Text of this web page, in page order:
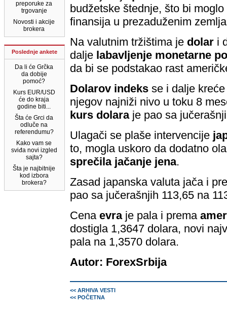
preporuke za
trgovanje
Novosti i akcije
brokera
Poslednje ankete
Da li će Grčka
da dobije
pomoć?
Kurs EUR/USD
će do kraja
godine biti...
Šta će Grci da
odluče na
referendumu?
Kako vam se
sviđa novi izgled
sajta?
Šta je najbitnije
kod izbora
brokera?
budžetske štednje, što bi
finansija u prezaduženim
Na valutnim tržištima je dolar i
dalje labavljenje monetarne
da bi se podstakao rast
Dolarov indeks se i dalje
njegov najniži nivo u toku 8
kurs dolaraje pao sa
Ulagači se plaše intervencije
to, mogla uskoro da dodatno
sprečila jačanje jena.
Zasad japanska valuta jača i
pao sa jučerašnjih 113,65 na
Cena evraje pala i prema
dostigla 1,3647 dolara, novi
pala na 1,3570 dolara.
Autor: ForexSrbija
<< ARHIVA VESTI
<< POČETNA